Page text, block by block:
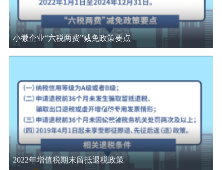
政民互动
走进北京
北京概况 十六区概览 人文北京
绿色北京 图说北京 视频北京
小微企业“六税两费”减免政策要点
2022年增值税期末留抵退税政策